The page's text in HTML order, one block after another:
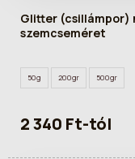
Glitter (csillámpor)
szemcseméret
50g 200gr 500gr
2 340 Ft-tól